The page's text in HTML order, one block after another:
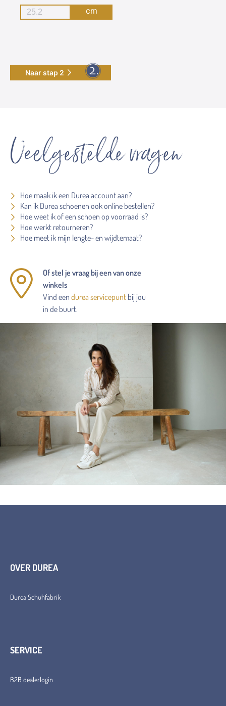
cm
Naar stap 2
Veelgestelde vragen
Hoe maak ik een Durea account aan?
Kan ik Durea schoenen ook online bestellen?
Hoe weet ik of een schoen op voorraad is?
Hoe werkt retourneren?
Hoe meet ik mijn lengte- en wijdtemaat?
Of stel je vraag bij een van onze
winkels
Vind een durea servicepunt bij jou
in de buurt.
OVER DUREA
Durea Schuhfabrik
SERVICE
B2B dealerlogin